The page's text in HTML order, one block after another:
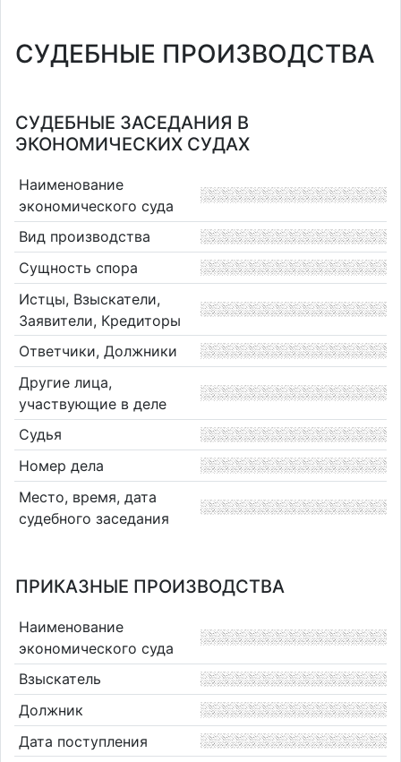
СУДЕБНЫЕ ПРОИЗВОДСТВА
СУДЕБНЫЕ ЗАСЕДАНИЯ В
ЭКОНОМИЧЕСКИХ СУДАХ
Наименование
экономического суда
Вид производства
Сущность спора
Истцы, Взыскатели,
Заявители, Кредиторы
Ответчики, Должники
Другие лица,
участвующие в деле
Судья
Номер дела
Место, время, дата
судебного заседания
ПРИКАЗНЫЕ ПРОИЗВОДСТВА
Наименование
экономического суда
Взыскатель
Должник
Дата поступления